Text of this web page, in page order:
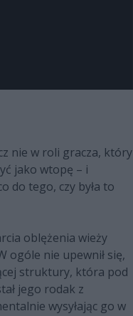
nie w roli gracza, który
jako wtopę – i
do tego, czy była to
oblężenia wieży
ogóle nie upewnił się,
struktury, która pod
jego rodak z
wysyłając go w